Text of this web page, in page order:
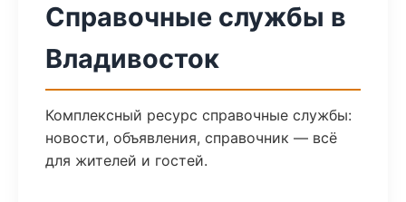
Справочные службы в
Владивосток
Комплексный ресурс справочные службы:
новости, объявления, справочник — всё
для жителей и гостей.